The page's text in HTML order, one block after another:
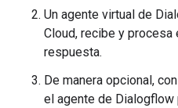
Un agente virtual de
Cloud, recibe y procesa
respuesta.
De manera opcional,
el agente de Dialogflow